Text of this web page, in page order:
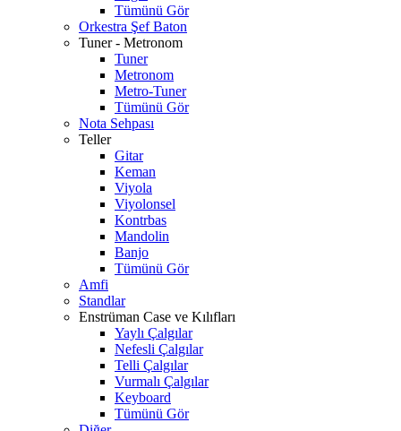
Tümünü Gör
Orkestra Şef Baton
Tuner - Metronom
Tuner
Metronom
Metro-Tuner
Tümünü Gör
Nota Sehpası
Teller
Gitar
Keman
Viyola
Viyolonsel
Kontrbas
Mandolin
Banjo
Tümünü Gör
Amfi
Standlar
Enstrüman Case ve Kılıfları
Yaylı Çalgılar
Nefesli Çalgılar
Telli Çalgılar
Vurmalı Çalgılar
Keyboard
Tümünü Gör